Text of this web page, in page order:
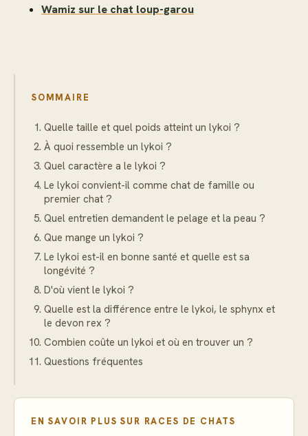
Wamiz sur le chat loup-garou
SOMMAIRE
Quelle taille et quel poids atteint un lykoi ?
À quoi ressemble un lykoi ?
Quel caractère a le lykoi ?
Le lykoi convient-il comme chat de famille ou
premier chat ?
Quel entretien demandent le pelage et la peau ?
Que mange un lykoi ?
Le lykoi est-il en bonne santé et quelle est sa
longévité ?
D'où vient le lykoi ?
Quelle est la différence entre le lykoi, le sphynx et
le devon rex ?
Combien coûte un lykoi et où en trouver un ?
Questions fréquentes
EN SAVOIR PLUS SUR RACES DE CHATS